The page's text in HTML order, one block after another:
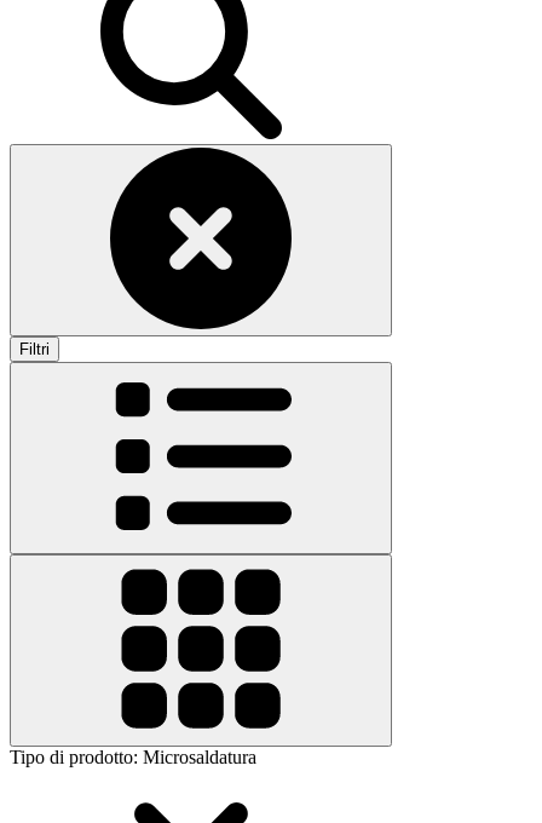
Filtri
Tipo di prodotto: Microsaldatura